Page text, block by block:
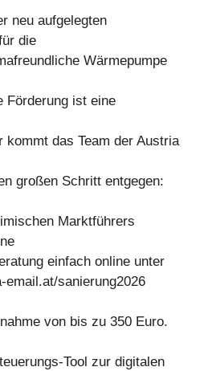
neu aufgelegten
die
Wärmepumpe
Förderung ist eine
kommt das Team der Austria
großen Schritt entgegen:
Marktführers
einfach online unter
email.at/sanierung2026
von bis zu 350 Euro.
Tool zur digitalen